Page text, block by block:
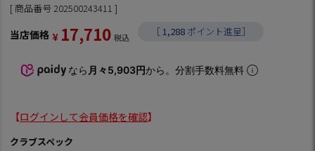
商品番号 202500243411
当店価格 ¥ 17,710 税込 ［1,288 ポイント進呈］
なら 月々5,903円から。分割手数料無料
【ログインして会員価格を確認】
クラブスペック